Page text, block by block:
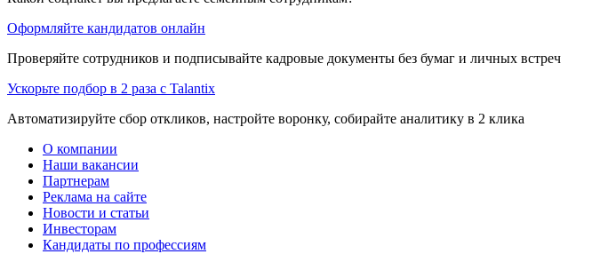
Оформляйте кандидатов онлайн
Проверяйте сотрудников и подписывайте кадровые документы без бумаг и личных встреч
Ускорьте подбор в 2 раза с Talantix
Автоматизируйте сбор откликов, настройте воронку, собирайте аналитику в 2 клика
О компании
Наши вакансии
Партнерам
Реклама на сайте
Новости и статьи
Инвесторам
Кандидаты по профессиям